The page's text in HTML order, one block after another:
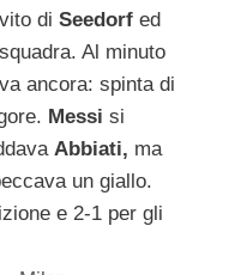
di Seedorf ed
Al minuto
ancora: spinta di
Messi si
Abbiati, ma
un giallo.
e 2-1 per gli